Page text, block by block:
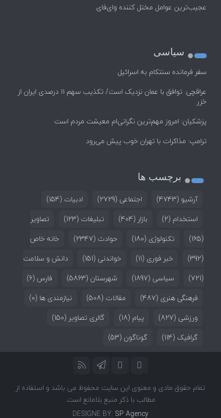
عجیب‌ترین عوامل مختل کننده وای‌فای
سیاسی
سفر فرمانده سنتکام به اسرائیل
عراقچی: توافق با عمان نزدیک است/ تکذیب سهم ۱۱ درصدی ایران از
خزر
پزشکیان: امروز مهم‌ترین نگرانی‌ام معیشت مردم است
ترامپ: مذاکرات با تهران خوب پیش می‌رود
برچسب ها
آرشیو (4743) اجتماعی (2729) ادبیات (154)
استخدام (2) بازار (404) تبلیغات (123)
تصاویر
(165)
تکنولوژی (180) حوادث (2347)
خانه خاص
(392)
خبر فوری (11) خواندنی (151)
دانش و سلامت
(721)
سیاسی (1897) شهرستان (5863) فارس (6)
فرهنگی هنری (487) مقالات (508) نیازمندی ها (0)
ورزشی (827) پیام (18) گالری تصاویر (150)
گرافیک (114) گوناگون (53)
تمام حقوق مادی و معنوی این سایت محفوظ می باشد و استفاده از
مطالب با ذکر منبع بلامانع است.
DESIGNE BY: SP Agency